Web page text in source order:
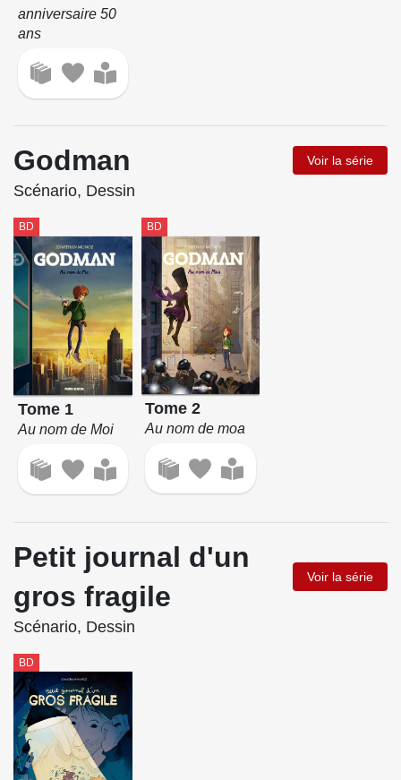
anniversaire 50
ans
Godman Voir la série
Scénario, Dessin
BD
Tome 1
Au nom de Moi
BD
Tome 2
Au nom de moa
Petit journal d'un
gros fragile
Voir la série
Scénario, Dessin
BD